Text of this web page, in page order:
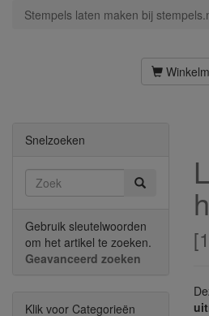
Stempels laten maken bij
[
Snelzoeken
Gebruik sleutelwoorden
om het artikel te zoeken.
Geavanceerd zoeken
Klik voor Categorieën